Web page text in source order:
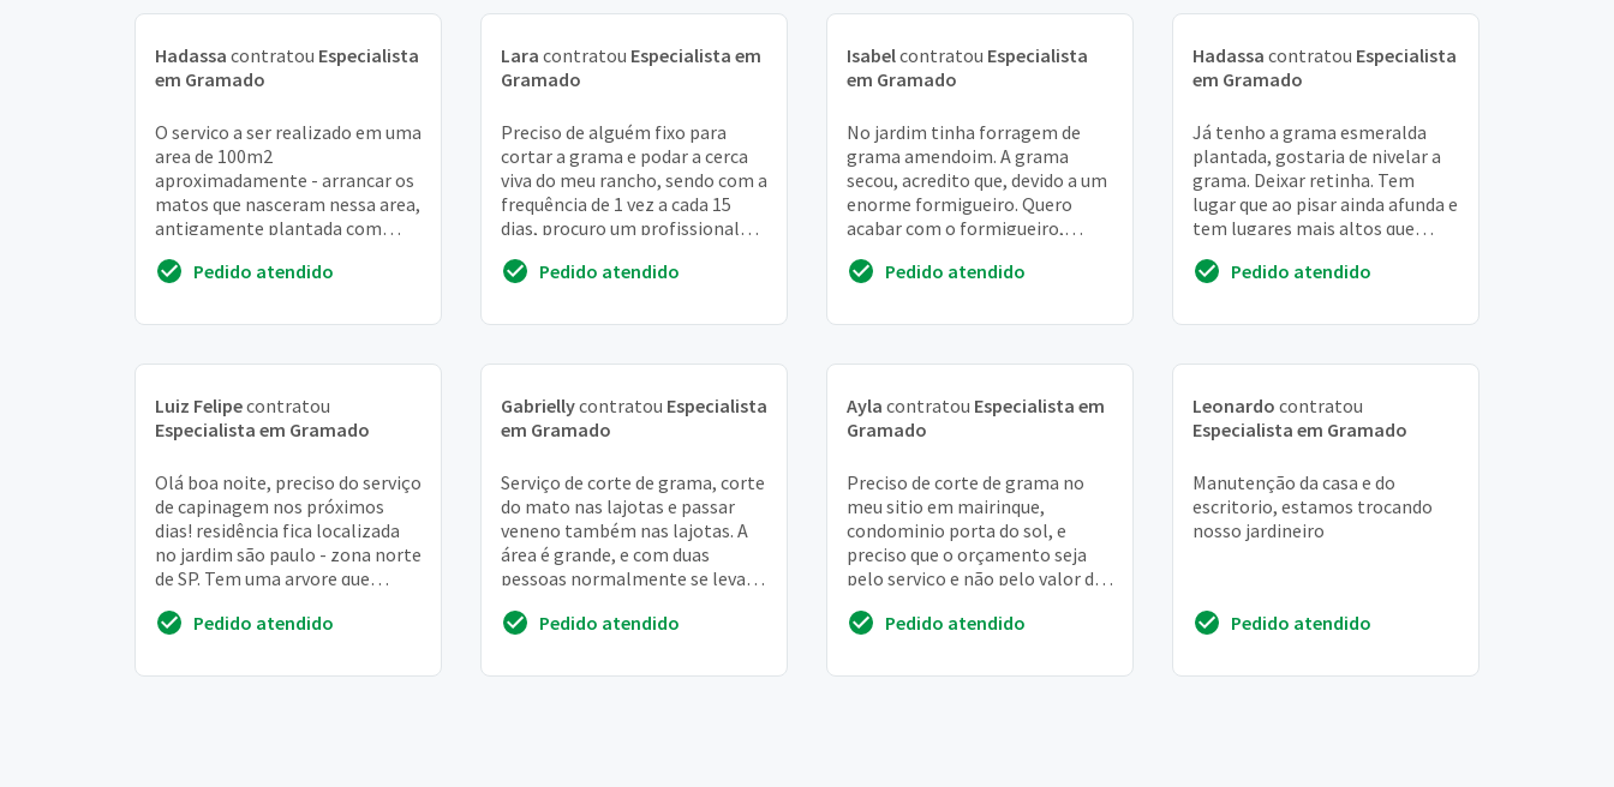
Hadassa contratou Especialista
em Gramado
O servico a ser realizado em uma
area de 100m2
aproximadamente - arrancar os
matos que nasceram nessa area,
antigamente plantada com
grama - preparar o terreno d...
Pedido atendido
Lara contratou Especialista em
Gramado
Preciso de alguém fixo para
cortar a grama e podar a cerca
viva do meu rancho, sendo com a
frequência de 1 vez a cada 15
dias, procuro um profissional
excelênc...Pedido atendido
Isabelcontratou Especialista
em Gramado
No jardim tinha forragem de
grama amendoim. A grama
secou, acredito que, devido a um
enorme formigueiro. Quero
acabar com o formigueiro,
tipo de grama
Pedido atendido
Hadassa contratou Especialista
em Gramado
Já tenho a grama esmeralda
plantada, gostaria de nivelar a
grama. Deixar retinha. Tem
lugar que ao pisar ainda afunda e
tem lugares mais altos que
Acredito ...
Pedido atendido
Luiz Felipecontratou
Especialista em Gramado
Olá boa noite, preciso do serviço
de capinagem nos próximos
dias! residência fica localizada
no jardim são paulo - zona norte
de SP. Tem uma arvore que
Pedido atendido
Gabriellycontratou Especialista
em Gramado
Serviço de corte de grama, corte
do mato nas lajotas e passar
veneno também nas lajotas. A
área é grande, e com duas
pessoas normalmente se leva
Pedido atendido
Ayla contratou Especialista em
Gramado
Preciso de corte de grama no
meu sitio em mairinque,
condominio porta do sol, e
preciso que o orçamento seja
pelo serviço e não pelo valor do
pessoas entram na ...
Pedido atendido
Leonardo contratou
Especialista em Gramado
Manutenção da casa e do
escritorio, estamos trocando
nosso jardineiro
Pedido atendido